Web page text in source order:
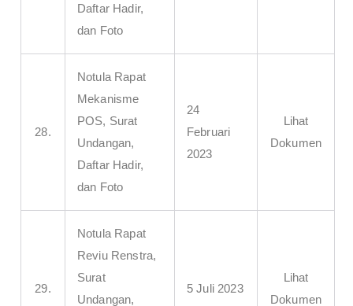
Daftar Hadir,
dan Foto
28.
Notula Rapat
Mekanisme
POS, Surat
Undangan,
Daftar Hadir,
dan Foto
24
Februari
2023
Lihat
Dokumen
29.
Notula Rapat
Reviu Renstra,
Surat
Undangan,
5 Juli 2023
Lihat
Dokumen